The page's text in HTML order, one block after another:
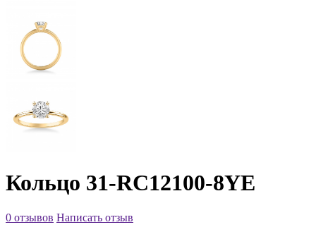
Кольцо 31-RC12100-8YE
0 отзывов Написать отзыв